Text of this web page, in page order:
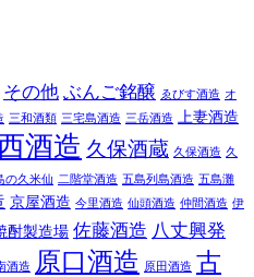
その他 ぶんご銘醸 ゑびす酒造 オ
三和酒類 三宅島酒造 三岳酒造 上妻酒造
酒造 久保酒蔵 久保酒造 久
の久米仙 二階堂酒造 五島列島酒造 五島灘
京屋酒造 今里酒造 仙頭酒造 仲間酒造 伊
酎製造場 佐藤酒造 八丈興発
酒造 原口酒造 原田酒造 古